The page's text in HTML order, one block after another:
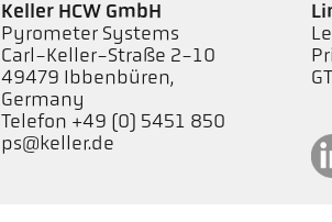
Keller HCW GmbH
Pyrometer Systems
Carl-Keller-Straße 2-10
49479 Ibbenbüren,
Germany
Telefon +49 (0) 5451 850
ps@keller.de